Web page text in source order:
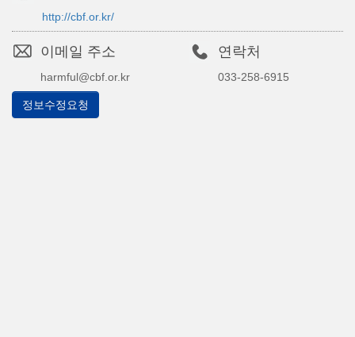
http://cbf.or.kr/
이메일 주소
harmful@cbf.or.kr
연락처
033-258-6915
정보수정요청